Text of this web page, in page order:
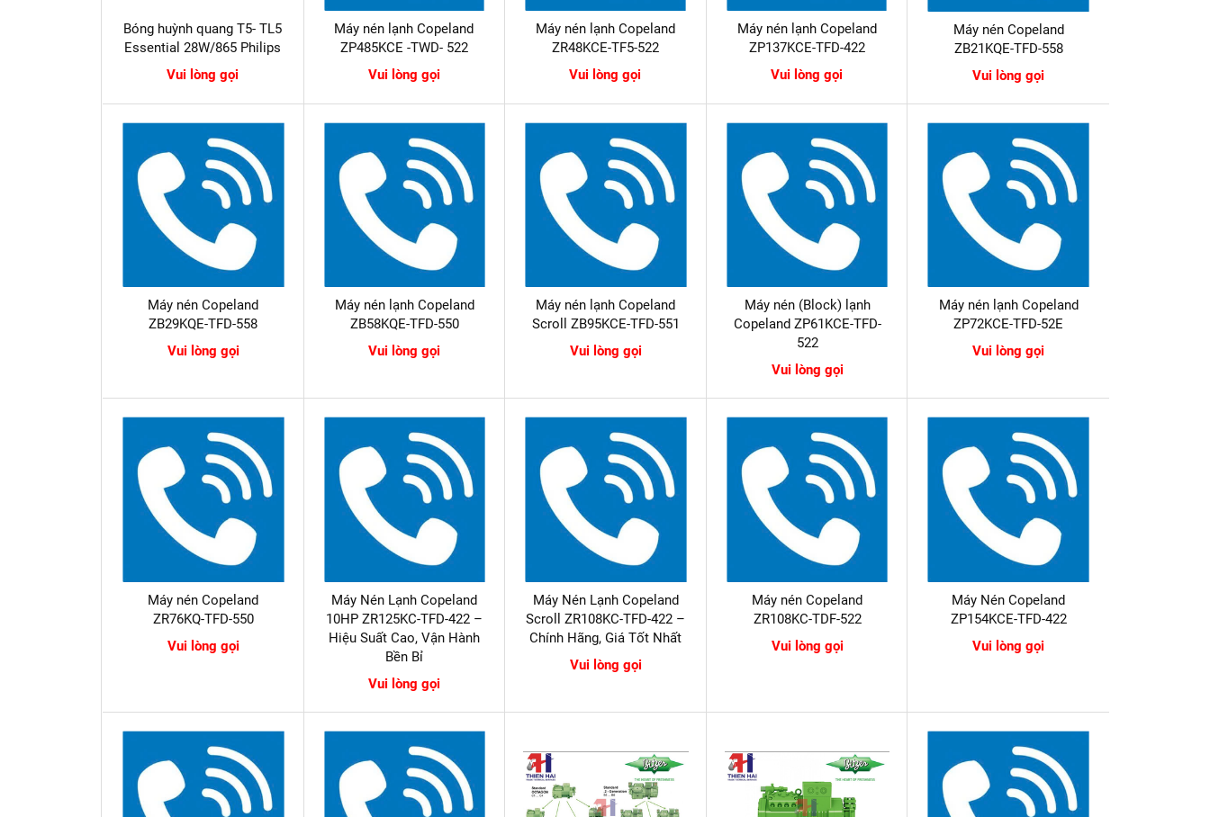
Bóng huỳnh quang T5- TL5
Essential 28W/865 Philips
Vui lòng gọi
Máy nén lạnh Copeland
ZP485KCE -TWD- 522
Vui lòng gọi
Máy nén lạnh Copeland
ZR48KCE-TF5-522
Vui lòng gọi
Máy nén lạnh Copeland
ZP137KCE-TFD-422
Vui lòng gọi
Máy nén Copeland
ZB21KQE-TFD-558
Vui lòng gọi
Máy nén Copeland
ZB29KQE-TFD-558
Vui lòng gọi
Máy nén lạnh Copeland
ZB58KQE-TFD-550
Vui lòng gọi
Máy nén lạnh Copeland
Scroll ZB95KCE-TFD-551
Vui lòng gọi
Máy nén (Block) lạnh
Copeland ZP61KCE-TFD-
522
Vui lòng gọi
Máy nén lạnh Copeland
ZP72KCE-TFD-52E
Vui lòng gọi
Máy nén Copeland
ZR76KQ-TFD-550
Vui lòng gọi
Máy Nén Lạnh Copeland
10HP ZR125KC-TFD-422 –
Hiệu Suất Cao, Vận Hành
Bền Bỉ
Vui lòng gọi
Máy Nén Lạnh Copeland
Scroll ZR108KC-TFD-422 –
Chính Hãng, Giá Tốt Nhất
Vui lòng gọi
Máy nén Copeland
ZR108KC-TDF-522
Vui lòng gọi
Máy Nén Copeland
ZP154KCE-TFD-422
Vui lòng gọi